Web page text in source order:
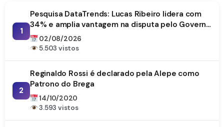
1
Pesquisa DataTrends: Lucas Ribeiro lidera com
34% e amplia vantagem na disputa pelo Governo
da Paraíba
02/08/2026
5.503 vistos
2
Reginaldo Rossi é declarado pela Alepe como
Patrono do Brega
14/10/2020
3.593 vistos